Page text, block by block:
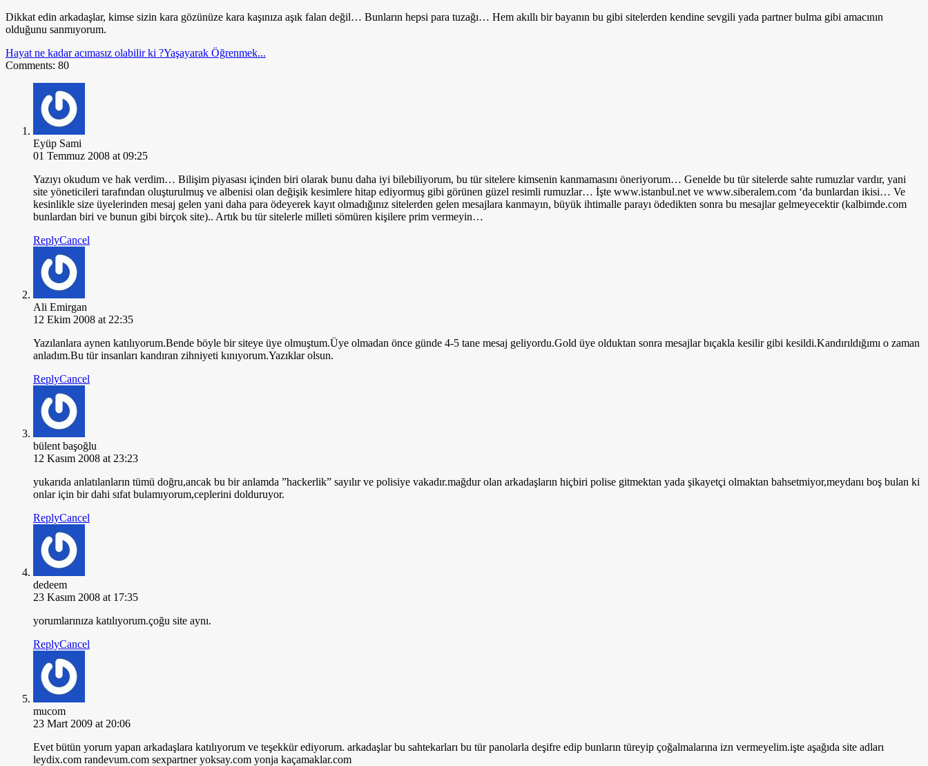
Dikkat edin arkadaşlar, kimse sizin kara gözünüze kara kaşınıza aşık falan değil… Bunların hepsi para tuzağı… Hem akıllı bir bayanın bu gibi sitelerden kendine sevgili yada partner bulma gibi amacının
olduğunu sanmıyorum.
Hayat ne kadar acımasız olabilir ki ?Yaşayarak Öğrenmek...
Comments: 80
Eyüp Sami
01 Temmuz 2008 at 09:25
Yazıyı okudum ve hak verdim… Bilişim piyasası içinden biri olarak bunu daha iyi bilebiliyorum, bu tür sitelere kimsenin kanmamasını öneriyorum… Genelde bu tür sitelerde sahte rumuzlar vardır, yani
site yöneticileri tarafından oluşturulmuş ve albenisi olan değişik kesimlere hitap ediyormuş gibi görünen güzel resimli rumuzlar… İşte www.istanbul.net ve www.siberalem.com ‘da bunlardan ikisi… Ve
kesinlikle size üyelerinden mesaj gelen yani daha para ödeyerek kayıt olmadığınız sitelerden gelen mesajlara kanmayın, büyük ihtimalle parayı ödedikten sonra bu mesajlar gelmeyecektir (kalbimde.com
bunlardan biri ve bunun gibi birçok site).. Artık bu tür sitelerle milleti sömüren kişilere prim vermeyin…
ReplyCancel
Ali Emirgan
12 Ekim 2008 at 22:35
Yazılanlara aynen katılıyorum.Bende böyle bir siteye üye olmuştum.Üye olmadan önce günde 4-5 tane mesaj geliyordu.Gold üye olduktan sonra mesajlar bıçakla kesilir gibi kesildi.Kandırıldığımı o zaman
anladım.Bu tür insanları kandıran zihniyeti kınıyorum.Yazıklar olsun.
ReplyCancel
bülent başoğlu
12 Kasım 2008 at 23:23
yukarıda anlatılanların tümü doğru,ancak bu bir anlamda ”hackerlik” sayılır ve polisiye vakadır.mağdur olan arkadaşların hiçbiri polise gitmektan yada şikayetçi olmaktan bahsetmiyor,meydanı boş bulan ki
onlar için bir dahi sıfat bulamıyorum,ceplerini dolduruyor.
ReplyCancel
dedeem
23 Kasım 2008 at 17:35
yorumlarınıza katılıyorum.çoğu site aynı.
ReplyCancel
mucom
23 Mart 2009 at 20:06
Evet bütün yorum yapan arkadaşlara katılıyorum ve teşekkür ediyorum. arkadaşlar bu sahtekarları bu tür panolarla deşifre edip bunların türeyip çoğalmalarına izn vermeyelim.işte aşağıda site adları
leydix.com randevum.com sexpartner yoksay.com yonja kaçamaklar.com